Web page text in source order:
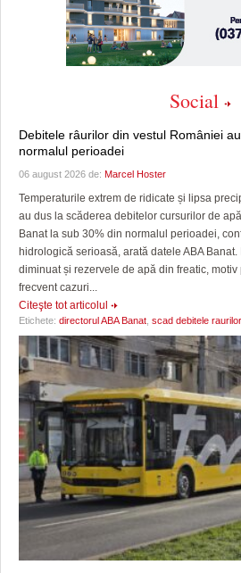
Social
Debitele râurilor din vestul României
normalul perioadei
06 august 2026 de: Marcel Hoster
Temperaturile extrem de ridicate și lipsa
au dus la scăderea debitelor cursurilor de
Banat la sub 30% din normalul perioadei,
hidrologică serioasă, arată datele ABA
diminuat și rezervele de apă din freatic,
frecvent cazuri...
Citeşte tot articolul
Etichete: directorul ABA Banat scad debitele raurilor